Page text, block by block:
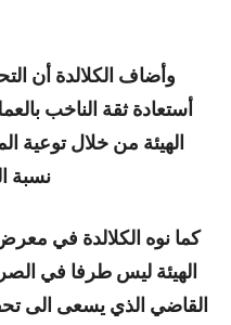
وأضاف الكلالدة أن
أستعادة ثقة الناخب
الهيئة من خلال توعية
نسبة
كما نوه الكلالدة في
الهيئة ليس طرفا في
القاضي الذي يسعى الى